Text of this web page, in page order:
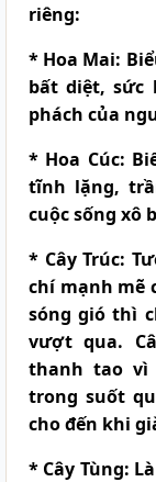
riêng:
* Hoa Mai:
bất diệt, sức
phách của
* Hoa Cúc:
tĩnh lặng,
cuộc sống xô
* Cây Trúc:
chí mạnh mẽ
sóng gió thì
vượt qua.
thanh tao vì
trong suốt
cho đến khi
* Cây Tùng: